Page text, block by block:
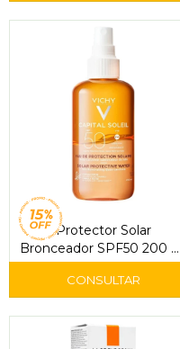
Protector Solar
Bronceador SPF50 200 ml
– Vichy